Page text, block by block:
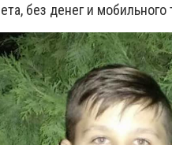
без денег и мобильного